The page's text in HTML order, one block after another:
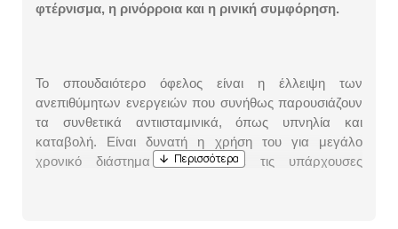
φτέρνισμα, η ρινόρροια και η ρινική συμφόρηση.
Το σπουδαιότερο όφελος είναι η έλλειψη των
ανεπιθύμητων ενεργειών που συνήθως παρουσιάζουν
τα συνθετικά αντιισταμινικά, όπως υπνηλία και
καταβολή. Είναι δυνατή η χρήση του για μεγάλο
χρονικό διάστημα ανάλογα με τις υπάρχουσες